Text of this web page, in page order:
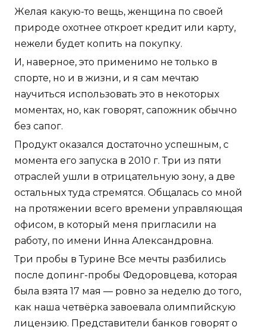
Желая какую-то вещь, женщина по своей
природе охотнее откроет кредит или карту,
нежели будет копить на покупку.
И, наверное, это применимо не только в
спорте, но и в жизни, и я сам мечтаю
научиться использовать это в некоторых
моментах, но, как говорят, сапожник обычно
без сапог.
Продукт оказался достаточно успешным, с
момента его запуска в 2010 г. Три из пяти
отраслей ушли в отрицательную зону, а две
остальных туда стремятся. Общалась со мной
на протяжении всего времени управляющая
офисом, в который меня пригласили на
работу, по имени Инна Александровна.
Три пробы в Турине Все мечты разбились
после допинг-пробы Федоровцева, которая
была взята 17 мая — ровно за неделю до того,
как наша четвёрка завоевала олимпийскую
лицензию. Представители банков говорят о